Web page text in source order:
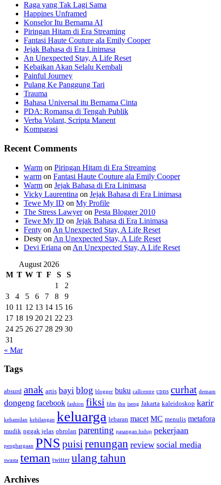
Raga yang Tak Lagi Sama
Happines Unframed
Konselor Itu Bernama AI
Piringan Hitam di Era Streaming
Fantasi Haute Couture ala Emily Cooper
Jejak Bahasa di Era Linimasa
An Unexpected Stay, A Life Reset
Kebaikan Akan Selalu Kembali
Painful Journey
Pulang Ke Panggung Tari
Trauma
Bahasa Universal itu Bernama Cinta
PDA: Romansa di Tengah Publik
Verba Volant, Scripta Manent
Komparasi
Recent Comments
Warm on Piringan Hitam di Era Streaming
warm on Fantasi Haute Couture ala Emily Cooper
Warm on Jejak Bahasa di Era Linimasa
Vicky Laurentina on Jejak Bahasa di Era Linimasa
Tewe My ID on My Profile
The Stress Lawyeron Pesta Blogger 2010
Tewe My ID on Jejak Bahasa di Era Linimasa
Fenty on An Unexpected Stay, A Life Reset
Desty on An Unexpected Stay, A Life Reset
Devi Eriana on An Unexpected Stay, A Life Reset
August 2026
M T W T F S
S
1
2
3
4 5 6 7 8
9
10 11 12 13 14 15 16
17 18 19 20 21 22 23
24 25 26 27 28 29 30
31
« Mar
Tags
absurd anak artis bayi blog blogger buku callcentre cpns curhat demam
dongeng facebook fashion fiksi film ibu iseng Jakarta kaleidoskop karir
kehamilan kehilangan keluarga lebaran macet MC menulis metafora
mudik nggak jelas obrolan parenting pasangan hidup pekerjaan
penghargaan PNS puisirenungan review social media
swasta teman twitter ulang tahun
Archives